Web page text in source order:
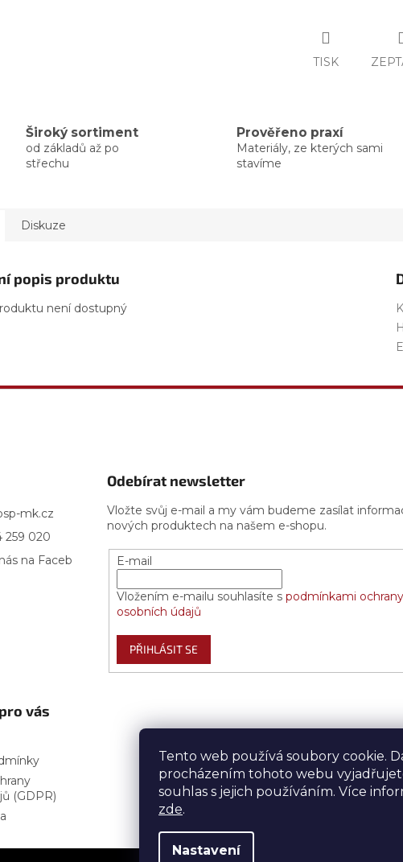
Tento web používá soubory cookie.
procházením tohoto webu
souhlas s jejich používáním. Více
zde.
Nastavení
TISK
Široký sortiment
od základů až po
střechu
Prověřeno praxí
Materiály, ze kterých sami
stavíme
Diskuze
popis produktu
není dostupný
mk.cz
259 020
na Faceb
Odebírat newsletter
Vložte svůj e-mail a my vám budeme zasílat
nových produktech na našem e-shopu.
E-mail
Vložením e-mailu souhlasíte s podmínkami ochrany
osobních údajů
PŘIHLÁSIT SE
vás
(GDPR)